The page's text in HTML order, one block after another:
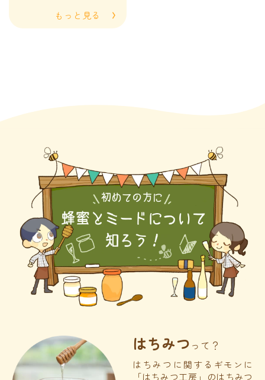
もっと見る
はちみつ って？
はちみつに関するギモンに
「はちみつ工房」のはちみつ